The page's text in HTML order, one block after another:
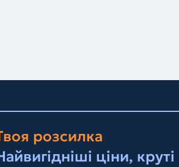
розсилка
ціни, круті